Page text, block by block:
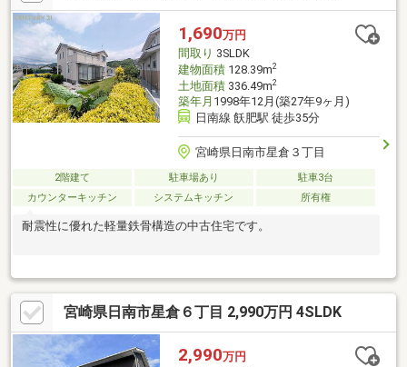
1,690万円
間取り 3SLDK
建物面積128.39m2
土地面積336.49m2
築年月 1998年12月(築27年9ヶ月)
日南線 飫肥駅 徒歩35分
宮崎県日南市星倉３丁目
2階建て 駐車場あり
駐車3台
カウンターキッチン
システムキッチン 所有権
耐震性に優れた軽量鉄骨構造の中古住宅です。
宮崎県日南市星倉６丁目 2,990万円 4SLDK
2,990万円